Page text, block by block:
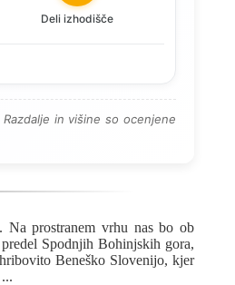
Deli izhodišče
in višine so ocenjene
Na prostranem vrhu nas bo ob
Spodnjih Bohinjskih gora,
Beneško Slovenijo, kjer
...